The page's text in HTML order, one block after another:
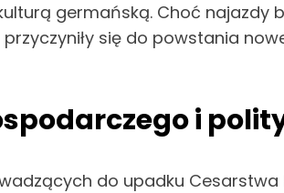
germańską. Choć
przyczyniły się do powstania
i
do upadku Cesarstwa